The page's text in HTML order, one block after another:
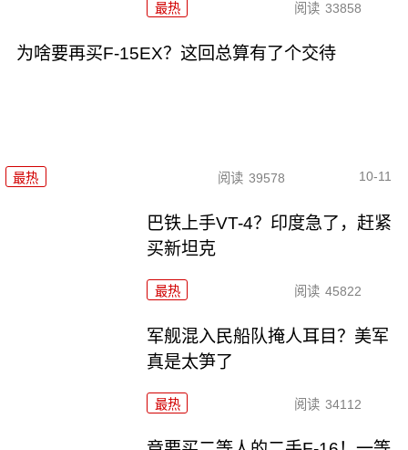
最热 阅读 33858
为啥要再买F-15EX？这回总算有了个交待
最热 阅读 39578 10-11
巴铁上手VT-4？印度急了，赶紧
买新坦克
最热 阅读 45822
军舰混入民船队掩人耳目？美军
真是太笋了
最热 阅读 34112